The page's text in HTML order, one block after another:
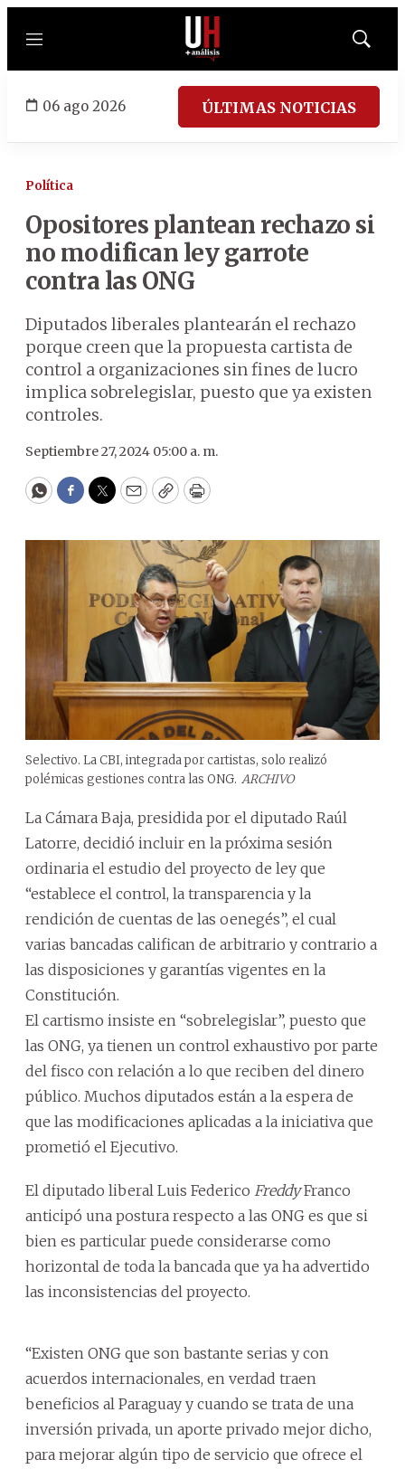
Menú
Mostrar
06 ago 2026 ÚLTIMAS NOTICIAS
Política
Opositores plantean rechazo si
no modifican ley garrote
contra las ONG
Diputados liberales plantearán el rechazo
porque creen que la propuesta cartista de
control a organizaciones sin fines de lucro
implica sobrelegislar, puesto que ya existen
controles.
Septiembre 27, 2024 05:00 a. m.
WhatsApp
Facebook
Twitter
EmailCopyPrint
Selectivo. La CBI, integrada por cartistas, solo realizó
polémicas gestiones contra las ONG. ARCHIVO
La Cámara Baja, presidida por el diputado Raúl
Latorre, decidió incluir en la próxima sesión
ordinaria el estudio del proyecto de ley que
“establece el control, la transparencia y la
rendición de cuentas de las oenegés”, el cual
varias bancadas califican de arbitrario y contrario a
las disposiciones y garantías vigentes en la
Constitución.
El cartismo insiste en “sobrelegislar”, puesto que
las ONG, ya tienen un control exhaustivo por parte
del fisco con relación a lo que reciben del dinero
público. Muchos diputados están a la espera de
que las modificaciones aplicadas a la iniciativa que
prometió el Ejecutivo.
El diputado liberal Luis Federico FreddyFranco
anticipó una postura respecto a las ONG es que si
bien es particular puede considerarse como
horizontal de toda la bancada que ya ha advertido
las inconsistencias del proyecto.
“Existen ONG que son bastante serias y con
acuerdos internacionales, en verdad traen
beneficios al Paraguay y cuando se trata de una
inversión privada, un aporte privado mejor dicho,
para mejorar algún tipo de servicio que ofrece el